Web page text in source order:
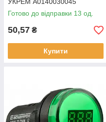
Готово до відправки 13 од.
50,57 ₴
Купити